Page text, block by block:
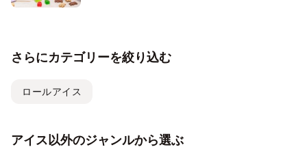
さらにカテゴリーを絞り込む
ロールアイス
アイス以外のジャンルから選ぶ